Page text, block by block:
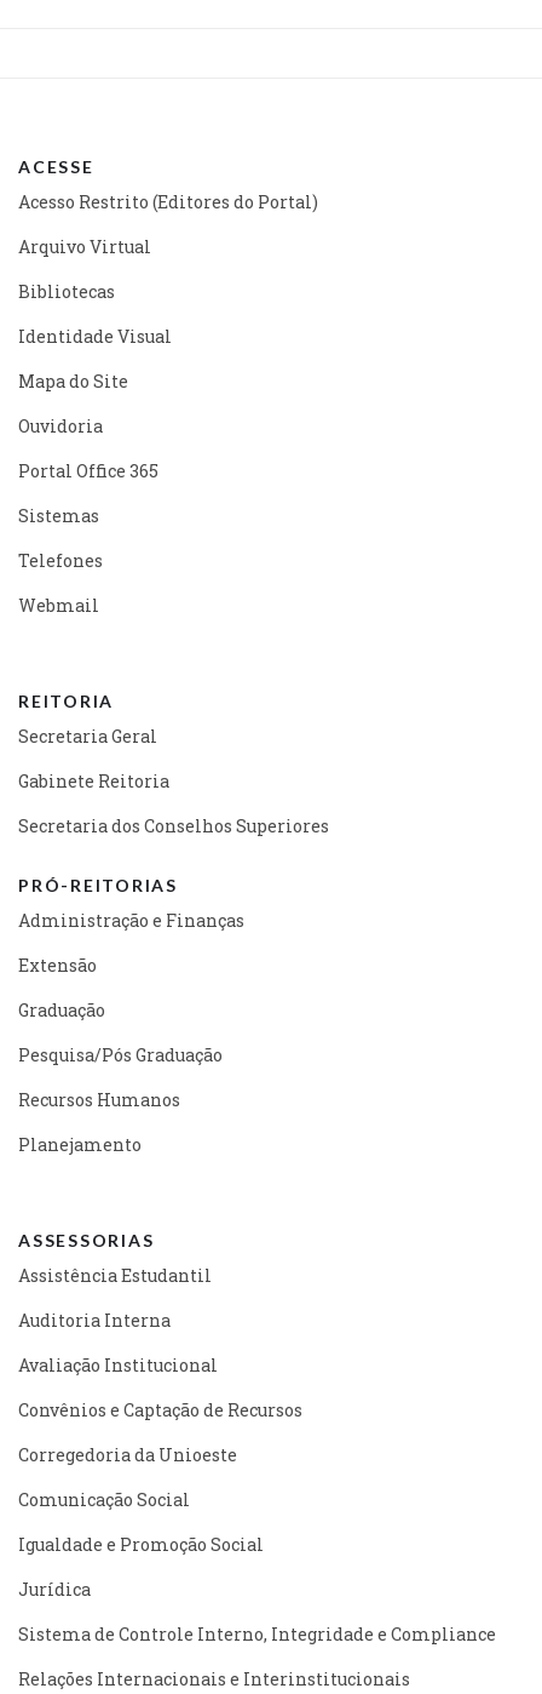
ACESSE
Acesso Restrito (Editores do Portal)
Arquivo Virtual
Bibliotecas
Identidade Visual
Mapa do Site
Ouvidoria
Portal Office 365
Sistemas
Telefones
Webmail
REITORIA
Secretaria Geral
Gabinete Reitoria
Secretaria dos Conselhos Superiores
PRÓ-REITORIAS
Administração e Finanças
Extensão
Graduação
Pesquisa/Pós Graduação
Recursos Humanos
Planejamento
ASSESSORIAS
Assistência Estudantil
Auditoria Interna
Avaliação Institucional
Convênios e Captação de Recursos
Corregedoria da Unioeste
Comunicação Social
Igualdade e Promoção Social
Jurídica
Sistema de Controle Interno, Integridade e Compliance
Relações Internacionais e Interinstitucionais